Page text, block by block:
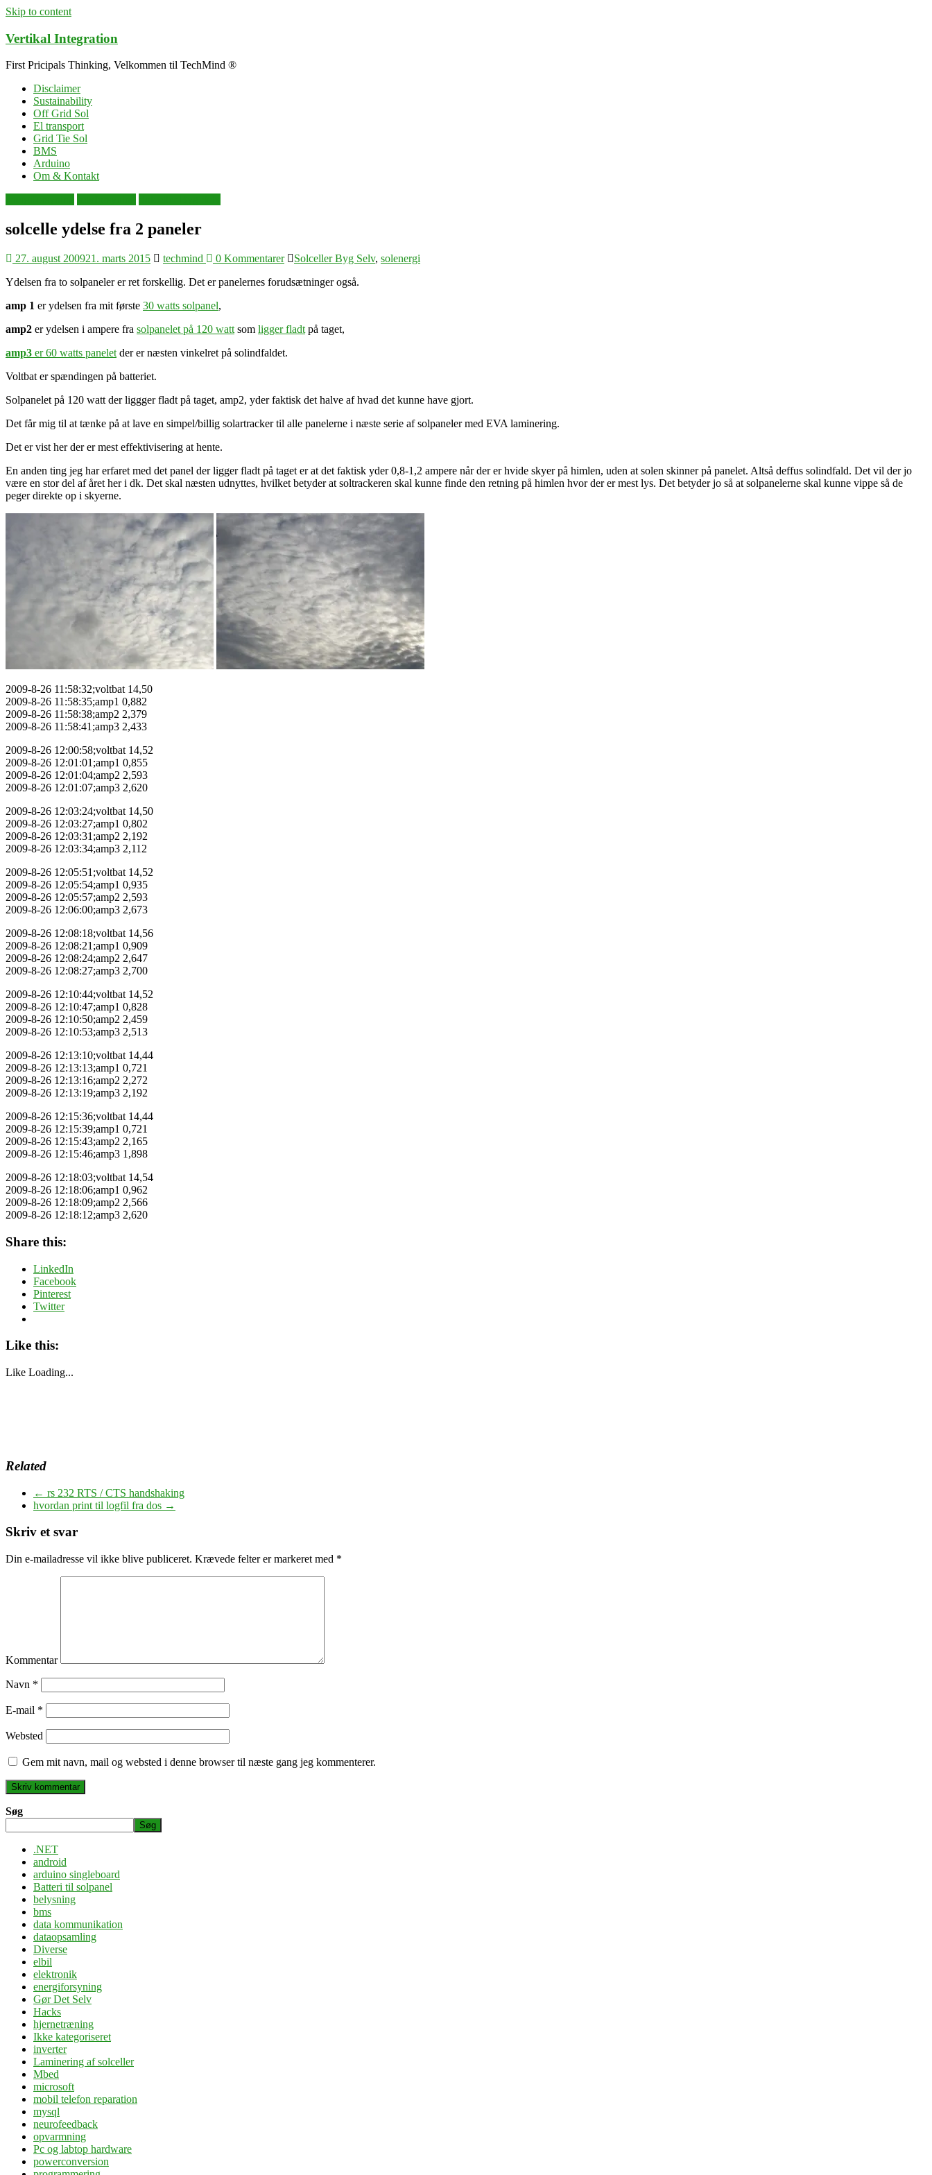
Skip to content
Vertikal Integration
First Pricipals Thinking, Velkommen til TechMind ®
Disclaimer
Sustainability
Off Grid Sol
El transport
Grid Tie Sol
BMS
Arduino
Om & Kontakt
solcelle ydelse fra 2 paneler
27. august 200921. marts 2015 techmind 0 Kommentarer Solceller Byg Selv, solenergi
Ydelsen fra to solpaneler er ret forskellig. Det er panelernes forudsætninger også.
amp 1 er ydelsen fra mit første 30 watts solpanel,
amp2 er ydelsen i ampere fra solpanelet på 120 watt som ligger fladt på taget,
amp3 er 60 watts panelet der er næsten vinkelret på solindfaldet.
Voltbat er spændingen på batteriet.
Solpanelet på 120 watt der liggger fladt på taget, amp2, yder faktisk det halve af hvad det kunne have gjort.
Det får mig til at tænke på at lave en simpel/billig solartracker til alle panelerne i næste serie af solpaneler med EVA laminering.
Det er vist her der er mest effektivisering at hente.
En anden ting jeg har erfaret med det panel der ligger fladt på taget er at det faktisk yder 0,8-1,2 ampere når derer hvide skyer på himlen, uden at solen skinner på panelet. Altså deffus solindfald. Det vil der jo
være en stor del af året her i dk. Det skal næsten udnyttes, hvilket betyder at soltrackeren skal kunne finde den retning på himlen hvor der er mest lys. Det betyder jo så at solpanelerne skal kunne vippe så de
peger direkte op i skyerne.
2009-8-26 11:58:32;voltbat 14,50
2009-8-26 11:58:35;amp1 0,882
2009-8-26 11:58:38;amp2 2,379
2009-8-26 11:58:41;amp3 2,433
2009-8-26 12:00:58;voltbat 14,52
2009-8-26 12:01:01;amp1 0,855
2009-8-26 12:01:04;amp2 2,593
2009-8-26 12:01:07;amp3 2,620
2009-8-26 12:03:24;voltbat 14,50
2009-8-26 12:03:27;amp1 0,802
2009-8-26 12:03:31;amp2 2,192
2009-8-26 12:03:34;amp3 2,112
2009-8-26 12:05:51;voltbat 14,52
2009-8-26 12:05:54;amp1 0,935
2009-8-26 12:05:57;amp2 2,593
2009-8-26 12:06:00;amp3 2,673
2009-8-26 12:08:18;voltbat 14,56
2009-8-26 12:08:21;amp1 0,909
2009-8-26 12:08:24;amp2 2,647
2009-8-26 12:08:27;amp3 2,700
2009-8-26 12:10:44;voltbat 14,52
2009-8-26 12:10:47;amp1 0,828
2009-8-26 12:10:50;amp2 2,459
2009-8-26 12:10:53;amp3 2,513
2009-8-26 12:13:10;voltbat 14,44
2009-8-26 12:13:13;amp1 0,721
2009-8-26 12:13:16;amp2 2,272
2009-8-26 12:13:19;amp3 2,192
2009-8-26 12:15:36;voltbat 14,44
2009-8-26 12:15:39;amp1 0,721
2009-8-26 12:15:43;amp2 2,165
2009-8-26 12:15:46;amp3 1,898
2009-8-26 12:18:03;voltbat 14,54
2009-8-26 12:18:06;amp1 0,962
2009-8-26 12:18:09;amp2 2,566
2009-8-26 12:18:12;amp3 2,620
Share this:
LinkedIn
Facebook
Pinterest
Twitter
Like this:
Like Loading...
Related
← rs 232 RTS / CTS handshaking
hvordan print til logfil fra dos →
Skriv et svar
Din e-mailadresse vil ikke blive publiceret. Krævede felter er markeret med *
Kommentar
Navn *
E-mail *
Websted
Gem mit navn, mail og websted i denne browser til næste gang jeg kommenterer.
Søg
Søg
.NET
android
arduino singleboard
Batteri til solpanel
belysning
bms
data kommunikation
dataopsamling
Diverse
elbil
elektronik
energiforsyning
Gør Det Selv
Hacks
hjernetræning
Ikke kategoriseret
inverter
Laminering af solceller
Mbed
microsoft
mobil telefon reparation
mysql
neurofeedback
opvarmning
Pc og labtop hardware
powerconversion